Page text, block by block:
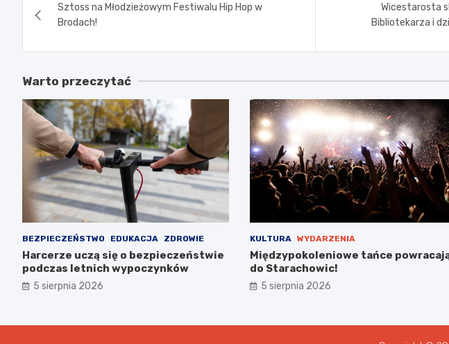
wpisu
Sztoss na Młodzieżowym Festiwalu Hip Hop w
Brodach!
Wicestarosta
Bibliotekarza i
Warto przeczytać
BEZPIECZEŃSTWO EDUKACJA ZDROWIE
Harcerze uczą się o bezpieczeństwie
podczas letnich wypoczynków
5 sierpnia 2026
KULTURA WYDARZENIA
Międzypokoleniowe tańce
do Starachowic!
5 sierpnia 2026